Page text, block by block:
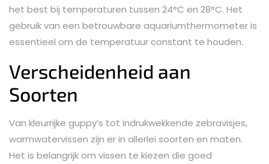
het best bij temperaturen tussen 24°C en 28°C. Het
gebruik van een betrouwbare aquariumthermometer is
essentieel om de temperatuur constant te houden.
Verscheidenheid aan
Soorten
Van kleurrijke guppy’s tot indrukwekkende zebravisjes,
warmwatervissen zijn er in allerlei soorten en maten.
Het is belangrijk om vissen te kiezen die goed